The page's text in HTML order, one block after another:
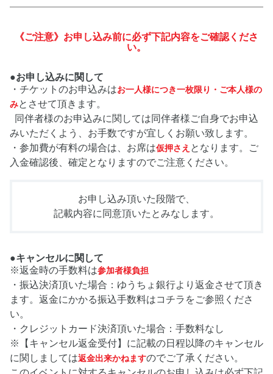
《ご注意》お申し込み前に必ず下記内容をご確認くださ
い。
●お申し込みに関して
・チケットのお申込みはお一人様につき一枚限り・ご本人様の
みとさせて頂きます。
同伴者様のお申込みに関しては同伴者様ご自身でお申込
みいただくよう、お手数ですが宜しくお願い致します。
・参加費が有料の場合は、お席は仮押さえ となります。ご
入金確認後、確定となりますのでご注意ください。
お申し込み頂いた段階で、
記載内容に同意頂いたとみなします。
●キャンセルに関して
※返金時の手数料は参加者様負担
・振込決済頂いた場合：ゆうちょ銀行より返金させて頂き
ます。返金にかかる振込手数料はコチラをご参照くださ
い。
・クレジットカード決済頂いた場合：手数料なし
※【キャンセル返金受付】に記載の日程以降のキャンセル
に関しましては返金出来かねますのでご了承ください。